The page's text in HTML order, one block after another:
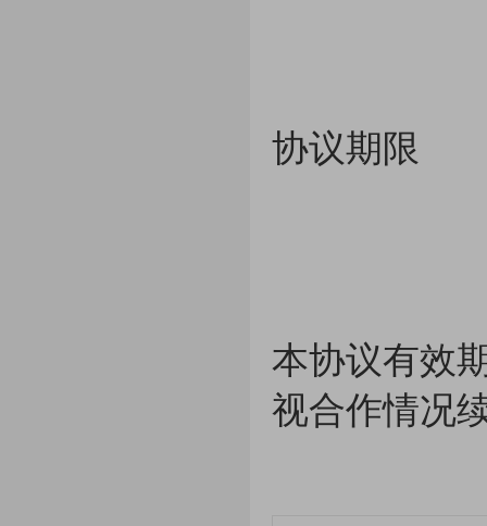
协议期限
本协议有效
视合作情况